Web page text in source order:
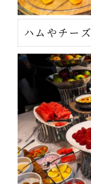
ハムやチーズ